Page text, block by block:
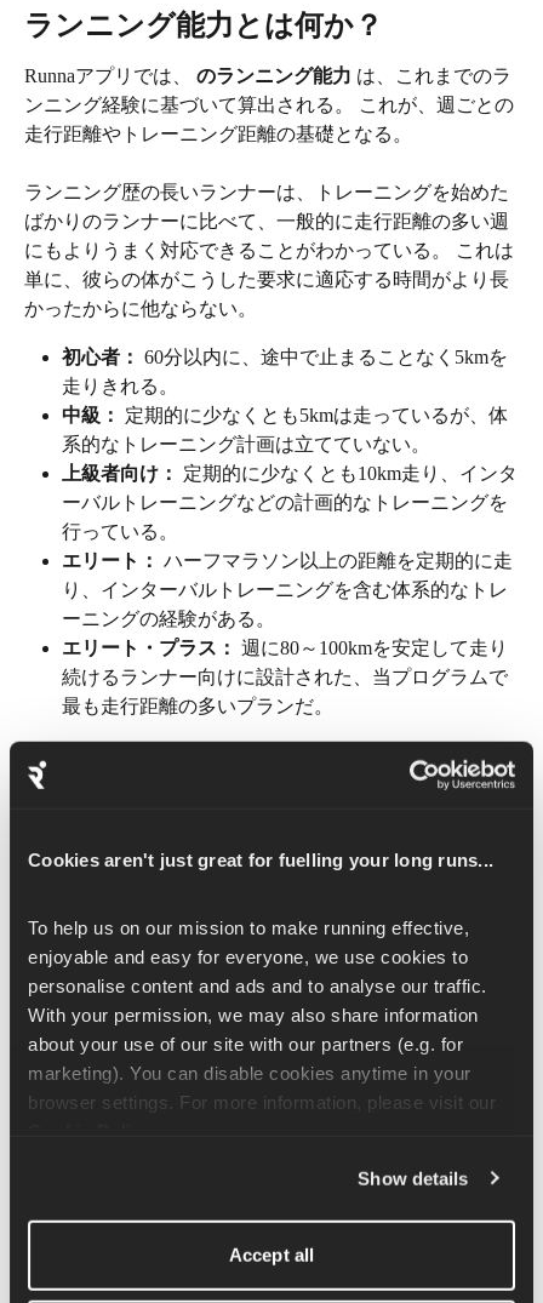
Cookies aren't just great for fuelling your long runs...
To help us on our mission to make running effective,
enjoyable and easy for everyone, we use cookies to
personalise content and ads and to analyse our traffic.
With your permission, we may also share information
about your use of our site with our partners (e.g. for
marketing). You can disable cookies anytime in your
Show details
Accept all
ランニング能力とは何か？
Runnaアプリでは、 のランニング能力 は、これまでのラ
ンニング経験に基づいて算出される。 これが、週ごとの
走行距離やトレーニング距離の基礎となる。
ランニング歴の長いランナーは、トレーニングを始めた
ばかりのランナーに比べて、一般的に走行距離の多い週
にもよりうまく対応できることがわかっている。 これは
単に、彼らの体がこうした要求に適応する時間がより長
かったからに他ならない。
初心者： 60分以内に、途中で止まることなく5kmを
走りきれる。
中級： 定期的に少なくとも5kmは走っているが、体
系的なトレーニング計画は立てていない。
上級者向け： 定期的に少なくとも10km走り、インタ
ーバルトレーニングなどの計画的なトレーニングを
行っている。
エリート： ハーフマラソン以上の距離を定期的に走
り、インターバルトレーニングを含む体系的なトレ
ーニングの経験がある。
エリート・プラス： 週に80～100kmを安定して走り
続けるランナー向けに設計された、当プログラムで
最も走行距離の多いプランだ。
1回のランニングで無理なく
走りきれる距離を指す。
— 週間の総走行距離のことでは
ら、「 」の「ランニング初心者向けプラン」 を選ぶの
ランニング能力の向上
ランニング能力を調整すると、軽度なランニングからロ
したがって、計画に変更を加えると、易しい週と厳しい
てしまったりする恐れがあるため、計画の最初の2～3週
間を過ぎるまでは、ランニングの強度を上げないことを
お勧めする。